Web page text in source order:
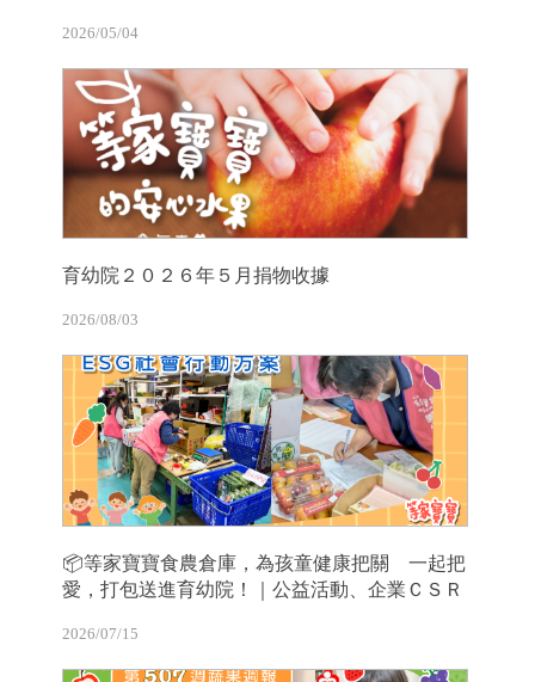
2026/05/04
育幼院２０２６年５月捐物收據
2026/08/03
📦等家寶寶食農倉庫，為孩童健康把關 一起把
愛，打包送進育幼院！｜公益活動、企業ＣＳＲ
2026/07/15